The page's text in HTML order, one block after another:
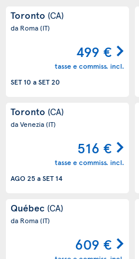
Toronto (CA)
da Roma(IT)
499 €
tasse e commiss. incl.
SET 10 aSET 20
Toronto (CA)
da Venezia(IT)
516 €
tasse e commiss. incl.
AGO 25aSET 14
Québec (CA)
da Roma(IT)
609 €